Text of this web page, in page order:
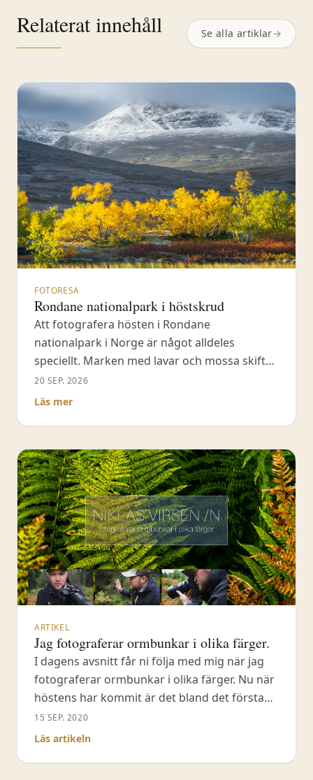
Relaterat innehåll Se alla artiklar→
FOTORESA
Rondane nationalpark i höstskrud
Att fotografera hösten i Rondane
nationalpark i Norge är något alldeles
speciellt. Marken med lavar och mossa skiftar
i grönt, rött och orange, och fjällbjörken går
från grönt till gult och rött.
20 SEP. 2026
Läs mer
ARTIKEL
Jag fotograferar ormbunkar i olika färger.
I dagens avsnitt får ni följa med mig när jag
fotograferar ormbunkar i olika färger. Nu när
höstens har kommit är det bland det första
man kan se, att ormbunkarna intar olika
färger i gult, orange och brunt. För er som
15 SEP. 2020
Läs artikeln